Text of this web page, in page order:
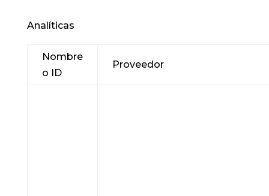
Analíticas
Nombre
o ID
Proveedor